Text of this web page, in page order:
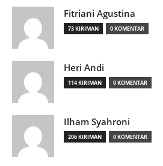
Fitriani Agustina
73 KIRIMAN 0 KOMENTAR
Heri Andi
114 KIRIMAN 0 KOMENTAR
Ilham Syahroni
206 KIRIMAN 0 KOMENTAR